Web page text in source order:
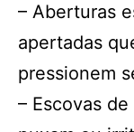
– Aberturas
apertadas
pressionem
– Escovas